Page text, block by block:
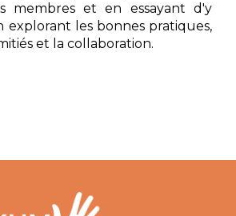
membres et en essayant d'y
explorant les bonnes pratiques,
et la collaboration.